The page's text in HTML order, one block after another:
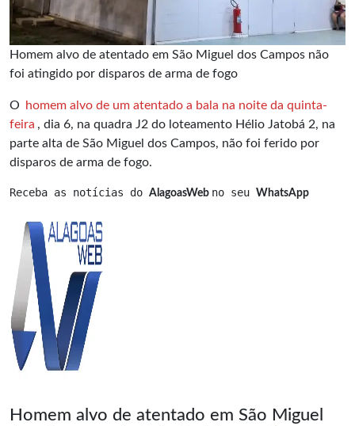
Homem alvo de atentado em São Miguel dos Campos não
foi atingido por disparos de arma de fogo
O
homem alvo de um atentado a bala na noite da quinta-
feira , dia 6, na quadra J2 do loteamento Hélio Jatobá 2, na
parte alta de São Miguel dos Campos, não foi ferido por
disparos de arma de fogo.
Receba as notícias do AlagoasWeb no seu WhatsApp
Homem alvo de atentado em São Miguel